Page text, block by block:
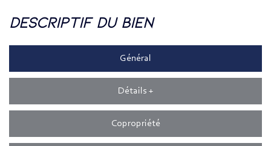
descriptif du bien
Général
Détails +
Copropriété